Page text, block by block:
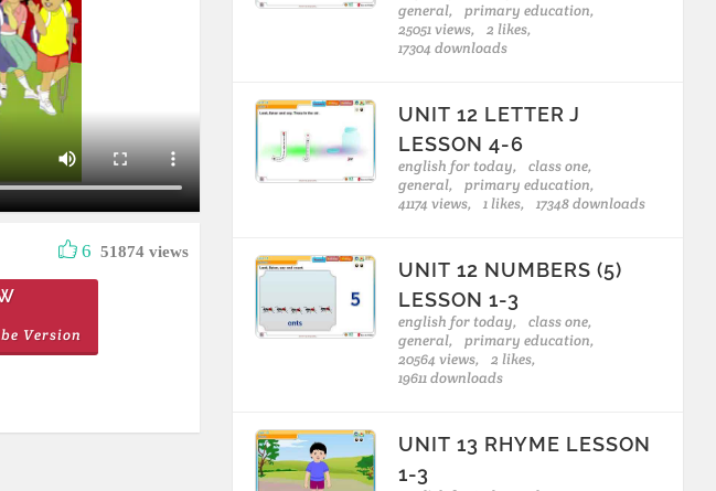
6 51874 views
Version
general,
primary education,
25051 views,
2 likes,
17304 downloads
UNIT 12 LETTER J
LESSON 4-6
english for today,
class one,
general,
primary education,
41174 views,
1 likes, 17348 downloads
UNIT 12 NUMBERS (5)
LESSON 1-3
english for today,
class one,
general,
primary education,
20564 views,
2 likes,
19611 downloads
UNIT 13 RHYME LESSON
1-3